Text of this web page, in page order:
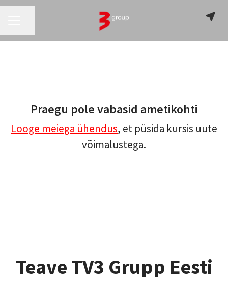
Praegu pole vabasid ametikohti
Looge meiega ühendus, et püsida kursis uute
võimalustega.
Teave TV3 Grupp Eesti